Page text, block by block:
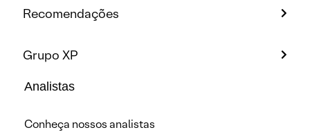
Recomendações
Grupo XP
Analistas
Conheça nossos analistas